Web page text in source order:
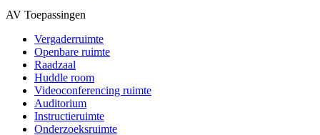
AV Toepassingen
Vergaderruimte
Openbare ruimte
Raadzaal
Huddle room
Videoconferencing ruimte
Auditorium
Instructieruimte
Onderzoeksruimte